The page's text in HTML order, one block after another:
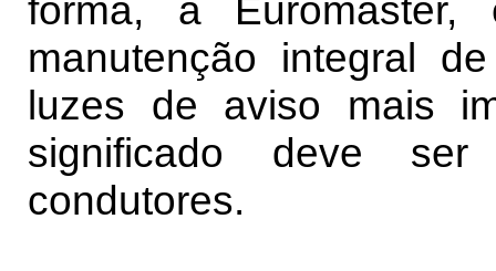
forma, a Euromaster,
manutenção integral
luzes de aviso mais
significado deve
condutores.